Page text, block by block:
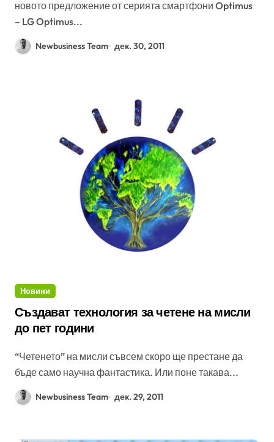
новото предложение от серията смартфони Optimus
– LG Optimus...
Newbusiness Team дек. 30, 2011
Новини
Създават технология за четене на мисли
до пет години
“Четенето” на мисли съвсем скоро ще престане да
бъде само научна фантастика. Или поне такава...
Newbusiness Team дек. 29, 2011